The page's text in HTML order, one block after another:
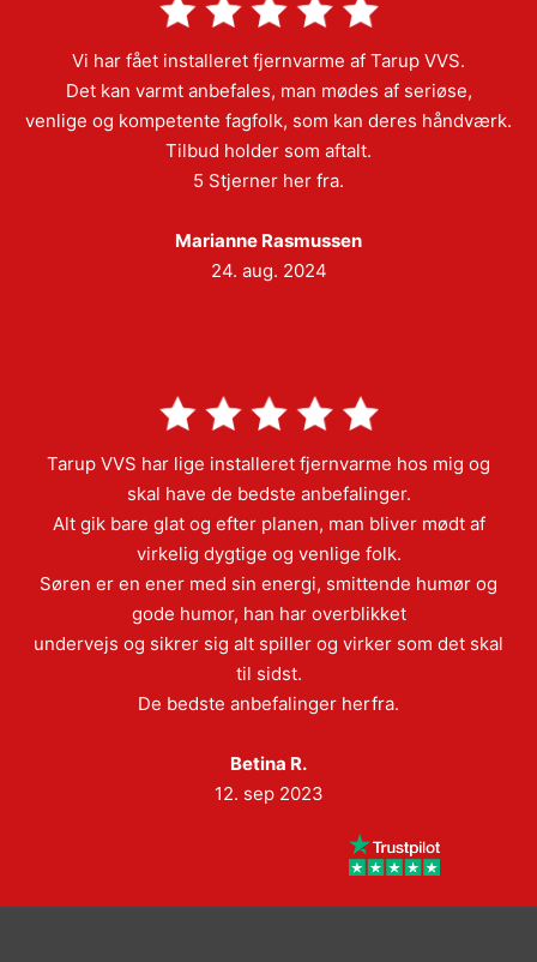
Vi har fået installeret fjernvarme af Tarup VVS.
Det kan varmt anbefales, man mødes af seriøse,
venlige og kompetente fagfolk, som kan deres håndværk.
Tilbud holder som aftalt.
5 Stjerner her fra.
Marianne Rasmussen
24. aug. 2024
Tarup VVS har lige installeret fjernvarme hos mig og
skal have de bedste anbefalinger.
Alt gik bare glat og efter planen, man bliver mødt af
virkelig dygtige og venlige folk.
Søren er en ener med sin energi, smittende humør og
gode humor, han har overblikket
undervejs og sikrer sig alt spiller og virker som det skal
til sidst.
De bedste anbefalinger herfra.
Betina R.
12. sep 2023